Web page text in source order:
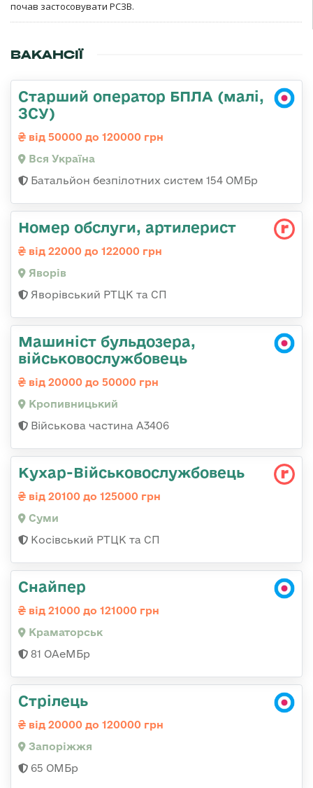
почав застосовувати РСЗВ.
ВАКАНСІЇ
Старший оператор БПЛА (малі,
ЗСУ)
від 50000 до 120000 грн
Вся Україна
Батальйон безпілотних систем 154 ОМБр
Номер обслуги, артилерист
від 22000 до 122000 грн
Яворів
Яворівський РТЦК та СП
Машиніст бульдозера,
військовослужбовець
від 20000 до 50000 грн
Кропивницький
Військова частина А3406
Кухар-Військовослужбовець
від 20100 до 125000 грн
Суми
Косівський РТЦК та СП
Снайпер
від 21000 до 121000 грн
Краматорськ
81 ОАеМБр
Стрілець
від 20000 до 120000 грн
Запоріжжя
65 ОМБр